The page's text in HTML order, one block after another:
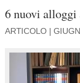
6 nuovi alloggi
ARTICOLO |